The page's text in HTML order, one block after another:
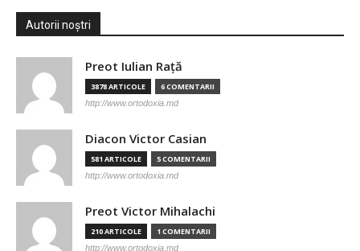
Autorii noștri
Preot Iulian Raţă
3878 ARTICOLE 6 COMENTARII
http://www.ortodoxia.md
Diacon Victor Casian
581 ARTICOLE 5 COMENTARII
http://www.ortodoxia.md
Preot Victor Mihalachi
210 ARTICOLE 1 COMENTARII
http://www.ortodoxia.md